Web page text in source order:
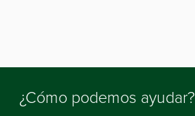
¿Cómo podemos ayudar?